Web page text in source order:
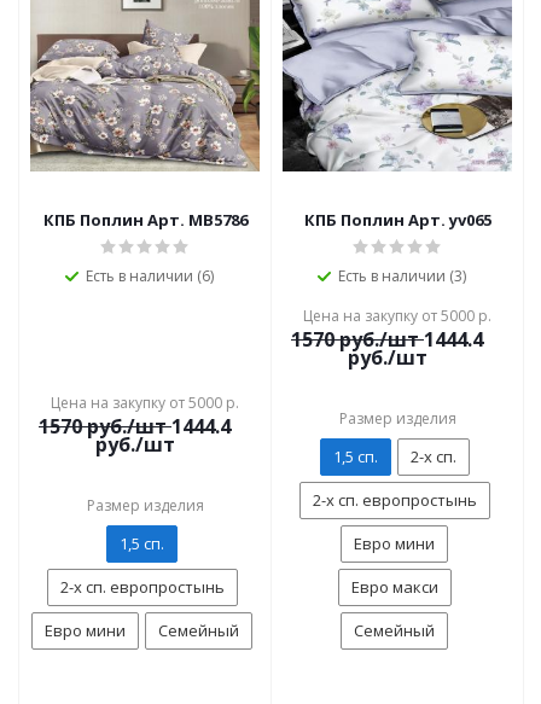
КПБ Поплин Арт. MB5786
Есть в наличии (6)
Цена на закупку от 5000 р.
1570руб./шт 1444.4
руб./шт
Размер изделия
1,5 сп.
2-х сп. европростынь
Евро мини
Семейный
КПБ Поплин Арт. yv065
Есть в наличии (3)
Цена на закупку от 5000 р.
1570руб./шт 1444.4
руб./шт
Размер изделия
1,5 сп.
2-х сп.
2-х сп. европростынь
Евро мини
Евро макси
Семейный